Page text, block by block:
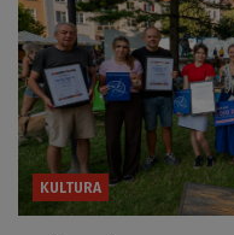
KULTURA